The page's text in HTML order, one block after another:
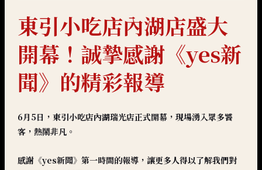
東引小吃店內湖店盛大
開幕！誠摯感謝《yes新
聞》的精彩報導
6月5日，東引小吃店內湖瑞光店正式開幕，現場湧入眾多饕
客，熱鬧非凡。
感謝《yes新聞》第一時間的報導，讓更多人得以了解我們對